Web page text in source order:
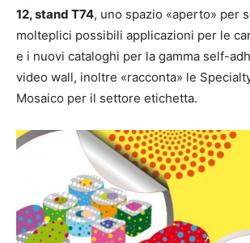
12, stand T74, uno spazio «aperto» per
molteplici possibili applicazioni per le
e i nuovi cataloghi per la gamma self-
video wall, inoltre «racconta» le
Mosaico per il settore etichetta.